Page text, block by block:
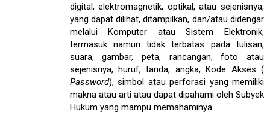
digital, elektromagnetik, optikal, atau sejenisnya,
yang dapat dilihat, ditampilkan, dan/atau didengar
melalui Komputer atau Sistem Elektronik,
termasuk namun tidak terbatas pada tulisan,
suara, gambar, peta, rancangan, foto atau
sejenisnya, huruf, tanda, angka, Kode Akses (
Password), simbol atau perforasi yang memiliki
makna atau arti atau dapat dipahami oleh Subyek
Hukum yang mampu memahaminya.